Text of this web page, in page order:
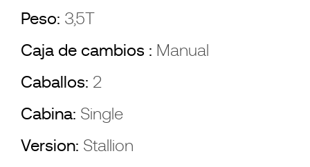
Peso: 3,5T
Caja de cambios : Manual
Caballos: 2
Cabina: Single
Version: Stallion